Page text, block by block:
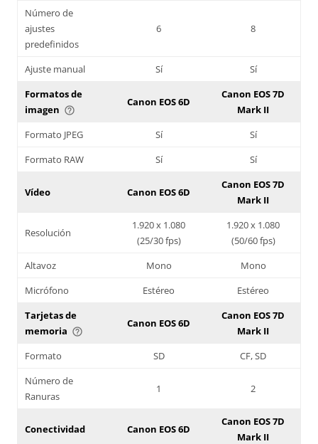
Número de
ajustes
predefinidos
6 8
Ajuste manual Sí
Sí
Formatos de
imagen help_outline
Canon EOS 6D
Canon EOS 7D
Mark II
Formato JPEG
Sí
Sí
Formato RAW
Sí Sí
Vídeo Canon EOS 6D
Canon EOS 7D
Mark II
Resolución
1.920 x 1.080
(25/30 fps)
1.920 x 1.080
(50/60 fps)
Altavoz
Mono
Mono
Micrófono
Estéreo
Estéreo
Tarjetas de
memoria help_outline
Canon EOS 6D
Canon EOS 7D
Mark II
Formato
SD
CF, SD
Número de
Ranuras
1 2
Conectividad Canon EOS 6D
Canon EOS 7D
Mark II